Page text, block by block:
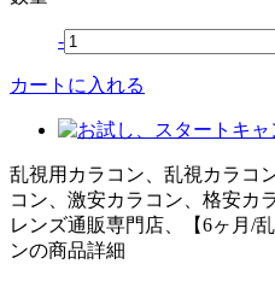
-
カートに入れる
乱視用カラコン、乱視カラコ
コン、激安カラコン、格安カ
レンズ通販専門店、【6ヶ月/
ンの商品詳細